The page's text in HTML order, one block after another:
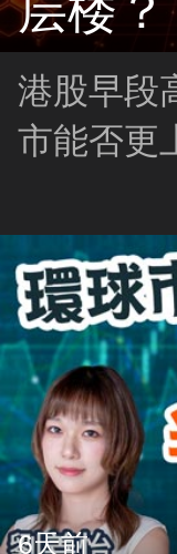
港股早段
市能否更
面因素
6天前